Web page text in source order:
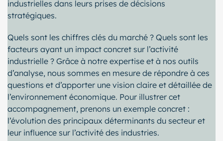
industrielles dans leurs prises de décisions
stratégiques.
Quels sont les chiffres clés du marché ? Quels sont les
facteurs ayant un impact concret sur l’activité
industrielle ? Grâce à notre expertise et à nos outils
d’analyse, nous sommes en mesure de répondre à ces
questions et d’apporter une vision claire et détaillée de
l’environnement économique. Pour illustrer cet
accompagnement, prenons un exemple concret :
l’évolution des principaux déterminants du secteur et
leur influence sur l’activité des industries.